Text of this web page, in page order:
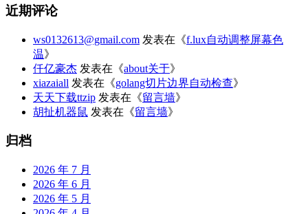
近期评论
ws0132613@gmail.com 发表在《f.lux自动调整屏幕色
温》
仟亿豪杰 发表在《about关于》
xiazaiall 发表在《golang切片边界自动检查》
天天下载ttzip 发表在《留言墙》
胡扯机器鼠 发表在《留言墙》
归档
2026 年 7 月
2026 年 6 月
2026 年 5 月